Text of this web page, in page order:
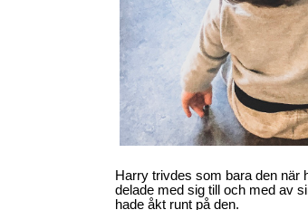
Harry trivdes som bara den när
delade med sig till och med av
hade åkt runt på den.